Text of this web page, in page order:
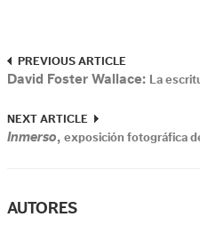
PREVIOUS ARTICLE
David Foster Wallace: La
NEXT ARTICLE
Inmerso, exposición fotográfica
AUTORES